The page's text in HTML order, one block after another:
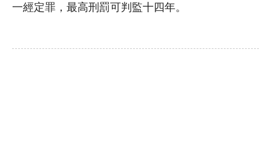
一經定罪，最高刑罰可判監十四年。